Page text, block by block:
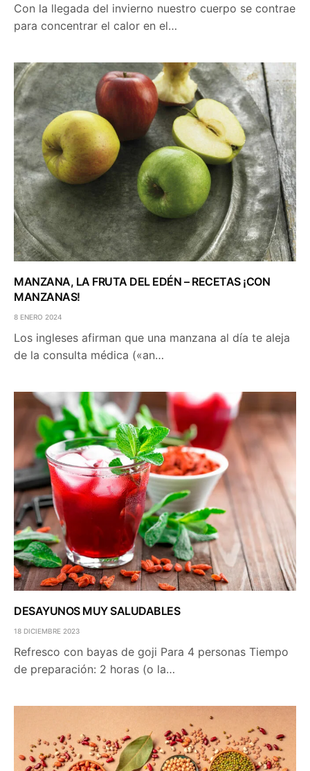
Con la llegada del invierno nuestro cuerpo se contrae
para concentrar el calor en el…
MANZANA, LA FRUTA DEL EDÉN – RECETAS ¡CON
MANZANAS!
8 ENERO 2024
Los ingleses afirman que una manzana al día te aleja
de la consulta médica («an…
DESAYUNOS MUY SALUDABLES
18 DICIEMBRE 2023
Refresco con bayas de goji Para 4 personas Tiempo
de preparación: 2 horas (o la…